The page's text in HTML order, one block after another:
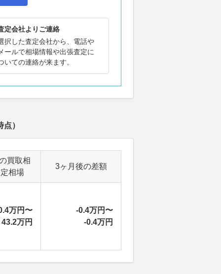
定会社よりご連絡
択した査定会社から、電話や
ールで相場情報や出張査定に
いての連絡が来ます。
点）
買取相
相場
3ヶ月後の差額
万円〜
43.2万円
-0.4万円〜
-0.4万円